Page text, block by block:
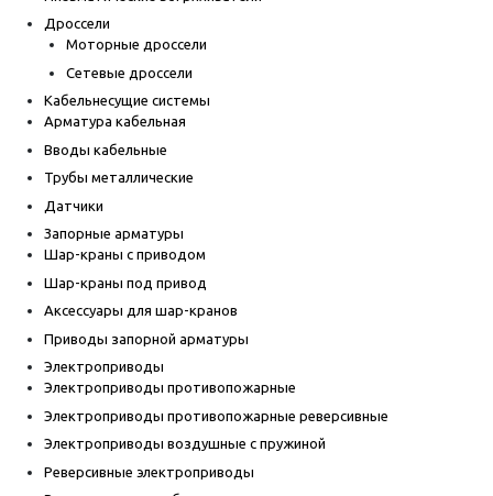
Дроссели
Моторные дроссели
Сетевые дроссели
Кабельнесущие системы
Арматура кабельная
Вводы кабельные
Трубы металлические
Датчики
Запорные арматуры
Шар-краны с приводом
Шар-краны под привод
Аксессуары для шар-кранов
Приводы запорной арматуры
Электроприводы
Электроприводы противопожарные
Электроприводы противопожарные реверсивные
Электроприводы воздушные с пружиной
Реверсивные электроприводы